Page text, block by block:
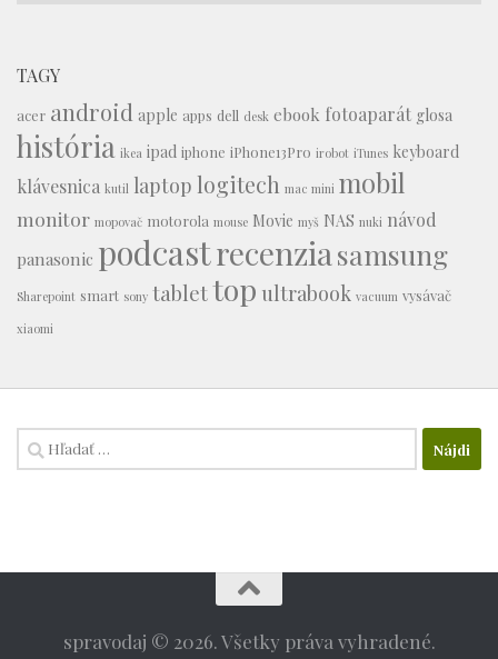
TAGY
acer android apple apps dell desk ebook fotoaparát glosa
história ikea ipad iphone iPhone13Pro irobot iTunes keyboard
klávesnica kutil laptop logitech mac mini mobil
monitor mopovač motorola mouse Movie myš NAS nuki návod
panasonic podcastrecenziasamsung
Sharepoint smart sony tablettop ultrabook vacuum vysávač
xiaomi
Hľadať:
spravodaj © 2026. Všetky práva vyhradené.